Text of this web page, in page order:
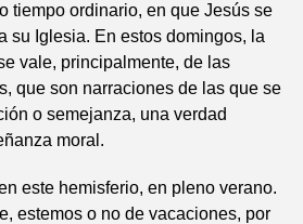
tiempo ordinario, en que Jesús se
su Iglesia. En estos domingos, la
vale, principalmente, de las
que son narraciones de las que se
o semejanza, una verdad
moral.
este hemisferio, en pleno verano.
estemos o no de vacaciones, por